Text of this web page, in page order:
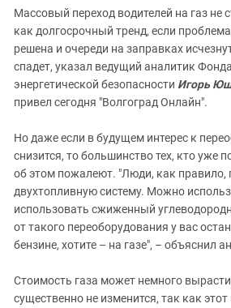
Массовый переход водителей на газ не
как долгосрочный тренд, если
решена и очереди на заправках
спадет, указал ведущий аналитик
энергетической безопасности Игорь
привел сегодня "Волгоград Онлайн".
Но даже если в будущем интерес к
снизится, то большинство тех, кто уже
об этом пожалеют. "Люди, как правило,
двухтопливную систему. Можно
использовать сжиженный
от такого переоборудования у вас
бензине, хотите – на газе", – объяснил
Стоимость газа может немного
существенно не изменится, так как